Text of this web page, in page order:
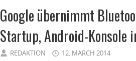
Google übernimmt
Startup, Android-Konsole
REDAKTION 12. MARCH 2014